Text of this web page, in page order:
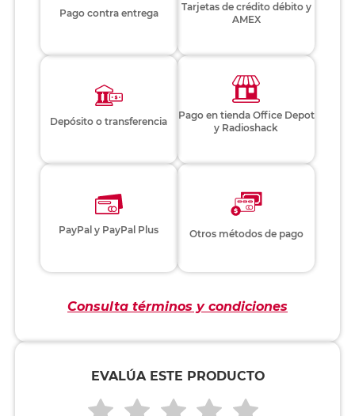
Pago contra entrega
Tarjetas de crédito débito y
AMEX
Depósito o transferencia
Pago en tienda Office Depot
y Radioshack
PayPal y PayPal Plus Otros métodos de pago
Consulta términos y condiciones
EVALÚA ESTE PRODUCTO